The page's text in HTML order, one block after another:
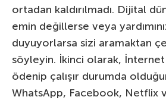
ortadan kaldırılmadı. Dijital
emin değillerse veya
duyuyorlarsa sizi aramaktan
söyleyin. İkinci olarak, İnternet
ödenip çalışır durumda
WhatsApp, Facebook, Netflix